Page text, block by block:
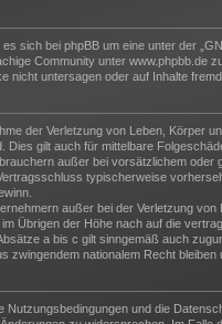
sich bei phpBB um eine unter der „
Community unter www.phpbb.de
nicht untersagen oder auf Inhalte
der Verletzung von Leben, Körper
Dies gilt auch für mittelbare
außer bei vorsätzlichem
typischerweise
außer bei der Verletzung
Übrigen der Höhe nach auf die
a bis c gilt sinngemäß auch
zwingendem nationalem Recht bleiben
Nutzungsbedingungen und die